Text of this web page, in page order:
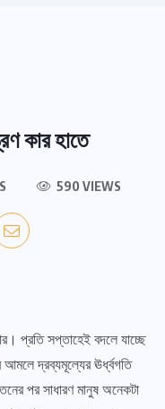
কার হাতে
590 VIEWS
প্রতি সপ্তাহেই বদলে যাচ্ছে
দ্রব্যমূল্যের ঊর্ধ্বগতি
পর সাধারণ মানুষ অনেকটা